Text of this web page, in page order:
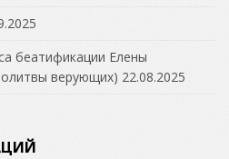
беатификации Елены
верующих) 22.08.2025